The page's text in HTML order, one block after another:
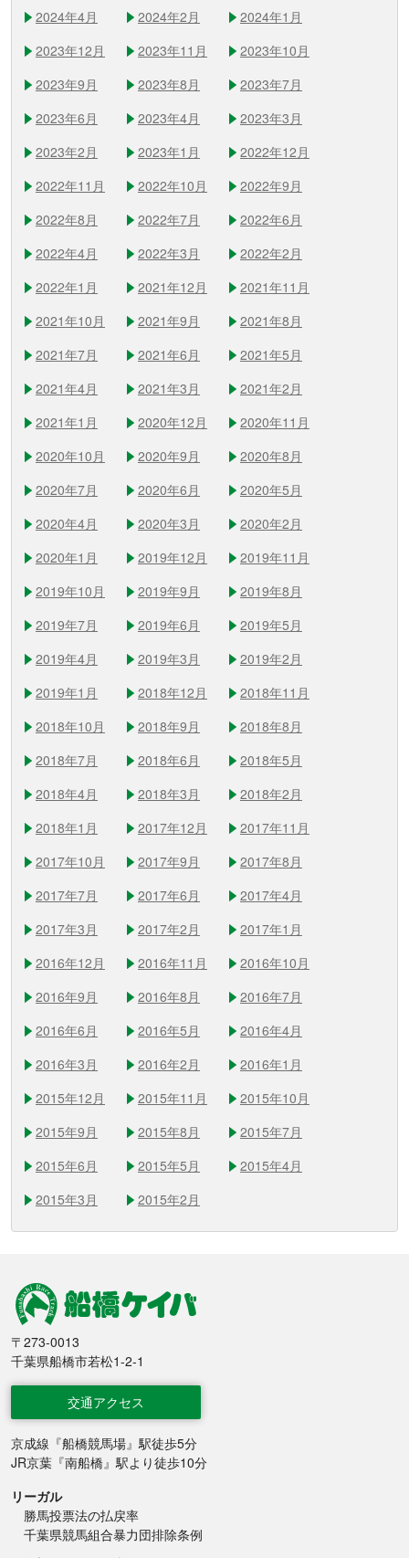
2024年4月
2024年2月
2024年1月
2023年12月
2023年11月
2023年10月
2023年9月
2023年8月
2023年7月
2023年6月
2023年4月
2023年3月
2023年2月
2023年1月
2022年12月
2022年11月
2022年10月
2022年9月
2022年8月
2022年7月
2022年6月
2022年4月
2022年3月
2022年2月
2022年1月
2021年12月
2021年11月
2021年10月
2021年9月
2021年8月
2021年7月
2021年6月
2021年5月
2021年4月
2021年3月
2021年2月
2021年1月
2020年12月
2020年11月
2020年10月
2020年9月
2020年8月
2020年7月
2020年6月
2020年5月
2020年4月
2020年3月
2020年2月
2020年1月
2019年12月
2019年11月
2019年10月
2019年9月
2019年8月
2019年7月
2019年6月
2019年5月
2019年4月
2019年3月
2019年2月
2019年1月
2018年12月
2018年11月
2018年10月
2018年9月
2018年8月
2018年7月
2018年6月
2018年5月
2018年4月
2018年3月
2018年2月
2018年1月
2017年12月
2017年11月
2017年10月
2017年9月
2017年8月
2017年7月
2017年6月
2017年4月
2017年3月
2017年2月
2017年1月
2016年12月
2016年11月
2016年10月
2016年9月
2016年8月
2016年7月
2016年6月
2016年5月
2016年4月
2016年3月
2016年2月
2016年1月
2015年12月
2015年11月
2015年10月
2015年9月
2015年8月
2015年7月
2015年6月
2015年5月
2015年4月
2015年3月
2015年2月
船橋競馬
〒273-0013
千葉県船橋市若松1-2-1
交通アクセス
京成線『船橋競馬場』駅徒歩5分
JR京葉『南船橋』駅より徒歩10分
リーガル
勝馬投票法の払戻率
千葉県競馬組合暴力団排除条例